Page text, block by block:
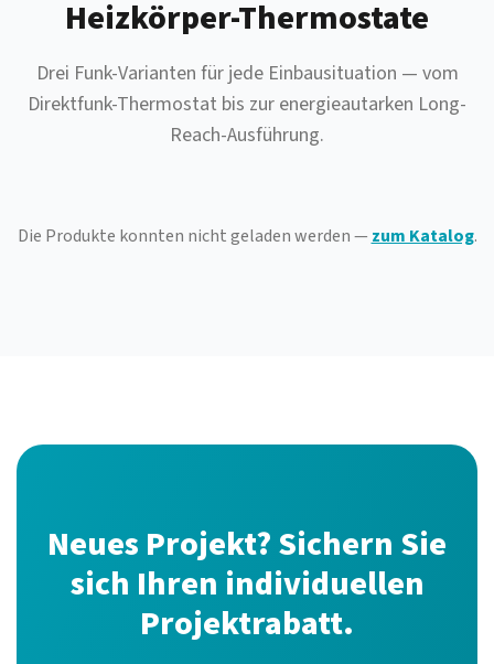
Heizkörper-Thermostate
Drei Funk-Varianten für jede Einbausituation — vom
Direktfunk-Thermostat bis zur energieautarken Long-
Reach-Ausführung.
Die Produkte konnten nicht geladen werden —zum Katalog.
Neues Projekt? Sichern Sie
sich Ihren individuellen
Projektrabatt.